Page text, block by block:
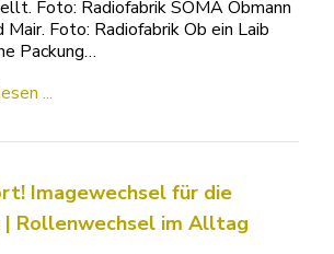
Foto: Radiofabrik SOMA Obmann
Mair. Foto: Radiofabrik Ob ein Laib
Packung…
...
Imagewechsel für die
| Rollenwechsel im Alltag